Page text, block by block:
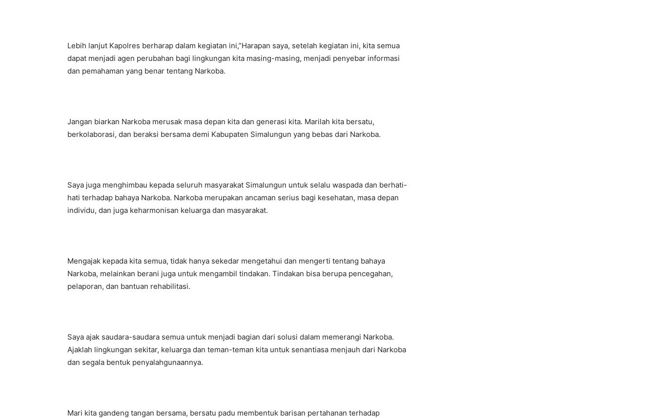
Lebih lanjut Kapolres berharap dalam kegiatan ini,”Harapan saya, setelah kegiatan ini, kita semua
dapat menjadi agen perubahan bagi lingkungan kita masing-masing, menjadi penyebar informasi
dan pemahaman yang benar tentang Narkoba.
Jangan biarkan Narkoba merusak masa depan kita dan generasi kita. Marilah kita bersatu,
berkolaborasi, dan beraksi bersama demi Kabupaten Simalungun yang bebas dari Narkoba.
Saya juga menghimbau kepada seluruh masyarakat Simalungun untuk selalu waspada dan berhati-
hati terhadap bahaya Narkoba. Narkoba merupakan ancaman serius bagi kesehatan, masa depan
individu, dan juga keharmonisan keluarga dan masyarakat.
Mengajak kepada kita semua, tidak hanya sekedar mengetahui dan mengerti tentang bahaya
Narkoba, melainkan berani juga untuk mengambil tindakan. Tindakan bisa berupa pencegahan,
pelaporan, dan bantuan rehabilitasi.
Saya ajak saudara-saudara semua untuk menjadi bagian dari solusi dalam memerangi Narkoba.
Ajaklah lingkungan sekitar, keluarga dan teman-teman kita untuk senantiasa menjauh dari Narkoba
dan segala bentuk penyalahgunaannya.
Mari kita gandeng tangan bersama, bersatu padu membentuk barisan pertahanan terhadap